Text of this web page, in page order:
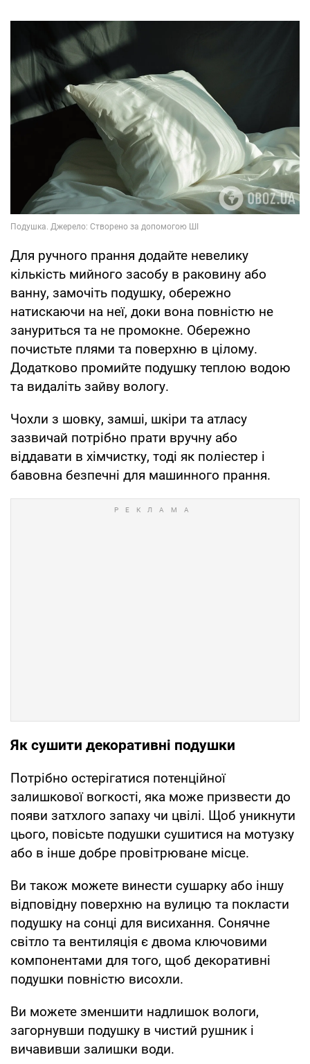
Для ручного прання додайте невелику
кількість мийного засобу в раковину або
ванну, замочіть подушку, обережно
натискаючи на неї, доки вона повністю не
зануриться та не промокне. Обережно
почистьте плями та поверхню в цілому.
Додатково промийте подушку теплою водою
та видаліть зайву вологу.
Чохли з шовку, замші, шкіри та атласу
зазвичай потрібно прати вручну або
віддавати в хімчистку, тоді як поліестер і
бавовна безпечні для машинного прання.
Як сушити декоративні подушки
Потрібно остерігатися потенційної
залишкової вогкості, яка може призвести до
появи затхлого запаху чи цвілі. Щоб уникнути
цього, повісьте подушки сушитися на мотузку
або в інше добре провітрюване місце.
Ви також можете винести сушарку або іншу
відповідну поверхню на вулицю та покласти
подушку на сонці для висихання. Сонячне
світло та вентиляція є двома ключовими
компонентами для того, щоб декоративні
подушки повністю висохли.
Ви можете зменшити надлишок вологи,
загорнувши подушку в чистий рушник і
вичавивши залишки води.